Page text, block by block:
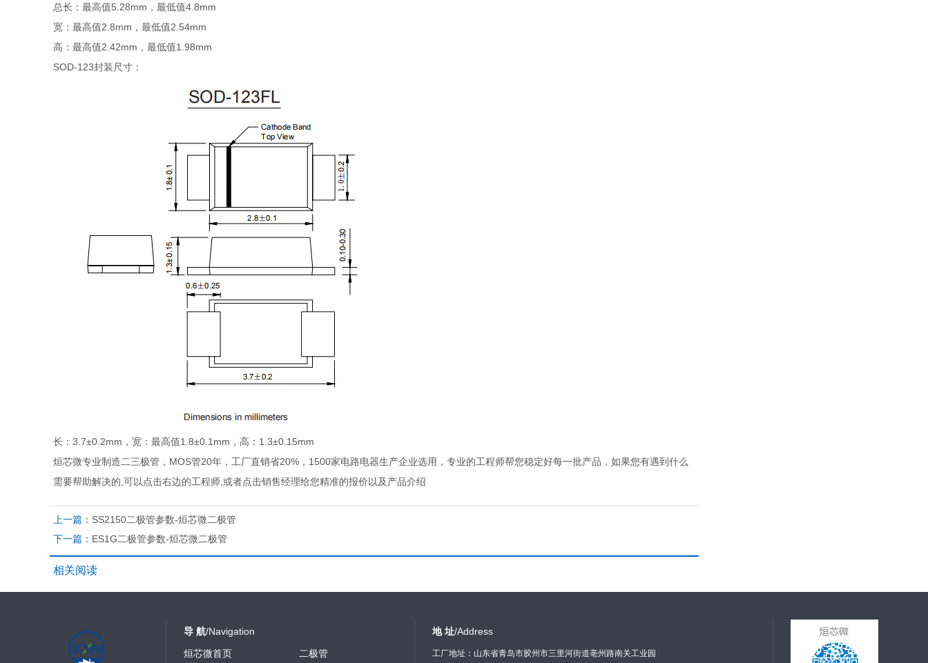
总长：最高值5.28mm，最低值4.8mm
宽：最高值2.8mm，最低值2.54mm
高：最高值2.42mm，最低值1.98mm
SOD-123封装尺寸：
长：3.7±0.2mm，宽：最高值1.8±0.1mm，高：1.3±0.15mm
烜芯微专业制造二三极管，MOS管20年，工厂直销省20%，1500家电路电器生产企业选用，专业的工程师帮您稳定好每一批产品，如果您有遇到什么
需要帮助解决的,可以点击右边的工程师,或者点击销售经理给您精准的报价以及产品介绍
上一篇： SS2150二极管参数-烜芯微二极管
下一篇： ES1G二极管参数-烜芯微二极管
相关阅读
导 航/Navigation
烜芯微首页
二极管
地 址/Address
工厂地址：山东省青岛市胶州市三里河街道亳州路南关工业园